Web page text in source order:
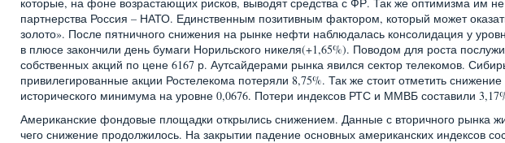
партнерства Россия – НАТО. Единственным позитивным фактором, который может
золото». После пятничного снижения на рынке нефти наблюдалась консолидация у
в плюсе закончили день бумаги Норильского никеля(+1,65%). Поводом для роста
собственных акций по цене 6167 р. Аутсайдерами рынка явился сектор телекомов.
привилегированные акции Ростелекома потеряли 8,75%. Так же стоит отметить
исторического минимума на уровне 0,0676. Потери индексов РТС и ММВБ составили
Американские фондовые площадки открылись снижением. Данные с вторичного рынка
чего снижение продолжилось. На закрытии падение основных американских индексов